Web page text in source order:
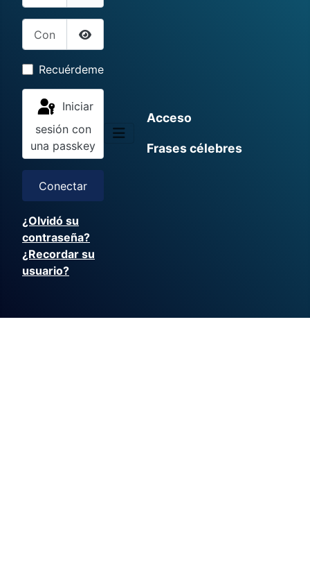
Contraseña
Mostrar contraseña
Recuérdeme
sesión con
una passkey
Conectar
¿Olvidó su
contraseña?
¿Recordar su
usuario?
Acceso
Frases célebres